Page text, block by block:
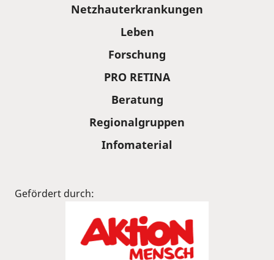
Netzhauterkrankungen
Leben
Forschung
PRO RETINA
Beratung
Regionalgruppen
Infomaterial
Gefördert durch: